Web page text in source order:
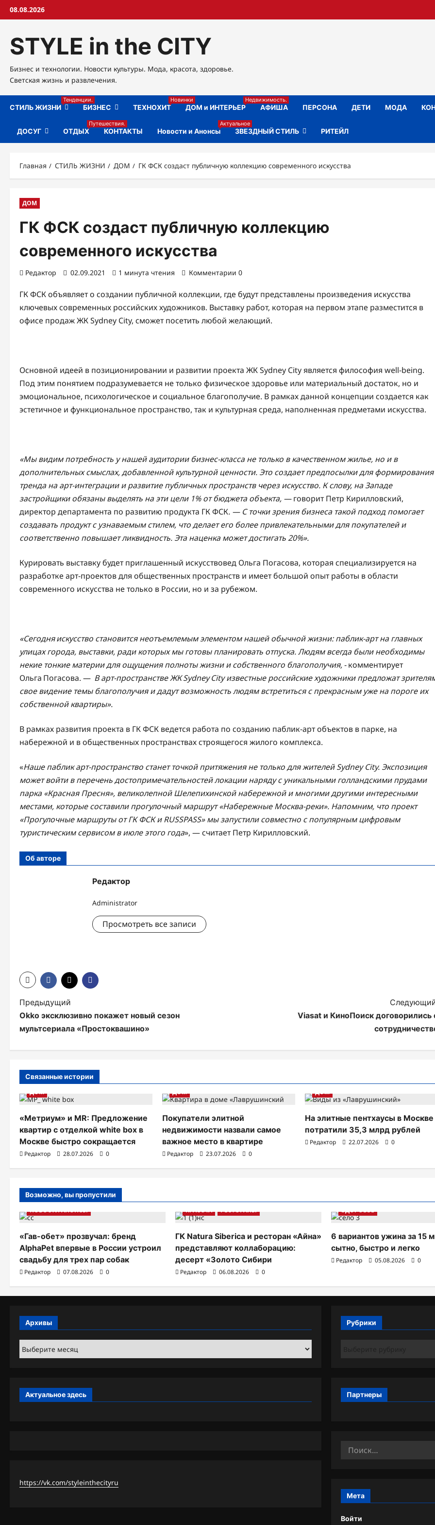
Перейти
08.08.2026
STYLE in the CITY
Бизнес и технологии. Новости культуры. Мода, красота, здоровье.
Светская жизнь и развлечения.
СТИЛЬ ЖИЗНИ
Тенденции.
БИЗНЕС ТЕХНОХИТ
Новинки
ДОМ и ИНТЕРЬЕР
Недвижимость.
АФИША ПЕРСОНА ДЕТИ МОДА
ДОСУГ ОТДЫХ
Путешествия.
КОНТАКТЫ Новости и Анонсы
Актуальное
ЗВЕЗДНЫЙ СТИЛЬ РИТЕЙЛ
Главная СТИЛЬ ЖИЗНИ ДОМ ГК ФСК создаст публичную коллекцию современного искусства
ДОМ
ГК ФСК создаст публичную коллекцию
современного искусства
Редактор 02.09.2021 1 минута чтения Комментарии 0
ГК ФСК объявляет о создании публичной коллекции, где будут представлены произведения искусства
ключевых современных российских художников. Выставку работ, которая на первом этапе разместится в
офисе продаж ЖК Sydney City, сможет посетить любой желающий.
Основной идеей в позиционировании и развитии проекта ЖК Sydney City является философия well-being.
Под этим понятием подразумевается не только физическое здоровье или материальный достаток, но и
эмоциональное, психологическое и социальное благополучие. В рамках данной концепции создается как
эстетичное и функциональное пространство, так и культурная среда, наполненная предметами искусства.
«Мы видим потребность у нашей аудитории бизнес-класса не только в качественном жилье, но и в
дополнительных смыслах, добавленной культурной ценности. Это создает предпосылки для формирования
тренда на арт-интеграции и развитие публичных пространств через искусство. К слову, на Западе
застройщики обязаны выделять на эти цели 1% от бюджета объекта, —говорит Петр Кирилловский,
директор департамента по развитию продукта ГК ФСК. — С точки зрения бизнеса такой подход помогает
создавать продукт с узнаваемым стилем, что делает его более привлекательными для покупателей и
соответственно повышает ликвидность. Эта наценка может достигать 20%».
Курировать выставку будет приглашенный искусствовед Ольга Погасова, которая специализируется на
разработке арт-проектов для общественных пространств и имеет большой опыт работы в области
современного искусства не только в России, но и за рубежом.
«Сегодня искусство становится неотъемлемым элементом нашей обычной жизни: паблик-арт на главных
улицах города, выставки, ради которых мы готовы планировать отпуска. Людям всегда были необходимы
некие тонкие материи для ощущения полноты жизни и собственного благополучия, -комментирует
Ольга Погасова. — В арт-пространстве ЖК Sydney City известные российские художники предложат
свое видение темы благополучия и дадут возможность людям встретиться с прекрасным уже на пороге их
собственной квартиры».
В рамках развития проекта в ГК ФСК ведется работа по созданию паблик-арт объектов в парке, на
набережной и в общественных пространствах строящегося жилого комплекса.
«Наше паблик арт-пространство станет точкой притяжения не только для жителейSydney City. Экспозиция
может войти в перечень достопримечательностей локации наряду с уникальными голландскими прудами
парка «Красная Пресня», великолепной Шелепихинской набережной и многими другими интересными
местами, которые составили прогулочный маршрут «Набережные Москва-реки». Напомним, что проект
«Прогулочные маршруты от ГК ФСК иRUSSPASS» мы запустили совместно с популярным цифровым
туристическим сервисом в июле этого года», — считает Петр Кирилловский.
Об авторе
Редактор
Administrator
Просмотреть все записи
Н
а
г
а
и
я
а
п
и
с
я
Предыдущий
Оkko эксклюзивно покажет новый сезон
мультсериала «Простоквашино»
Viasat и КиноПоиск договорились
Связанные истории
ДОМ
«Метриум» и MR: Предложение
квартир с отделкой white box в
Москве быстро сокращается
Редактор 28.07.2026 0
ДОМ
Покупатели элитной
недвижимости назвали самое
важное место в квартире
Редактор 23.07.2026 0
ДОМ
На элитные пентхаусы в Москве
потратили 35,3 млрд рублей
Редактор 22.07.2026 0
Возможно, вы пропустили
НОВОСТИ АНОНСЫ
«Гав-обет» прозвучал: бренд
AlphaPet впервые в России устроил
свадьбу для трех пар собак
Редактор 07.08.2026 0
КРАСОТА РЕСТОРАНЫ
ГК Natura Siberica и ресторан «Айна»
представляют коллаборацию:
десерт «Золото Сибири
Редактор 06.08.2026 0
ЗДОРОВЬЕ
6 вариантов ужина за 15
сытно, быстро и легко
Редактор 05.08.2026 0
Архивы
Архивы
Актуальное здесь
https://vk.com/styleinthecityru
Рубрики
Партнеры
Найти:
Мета
Войти